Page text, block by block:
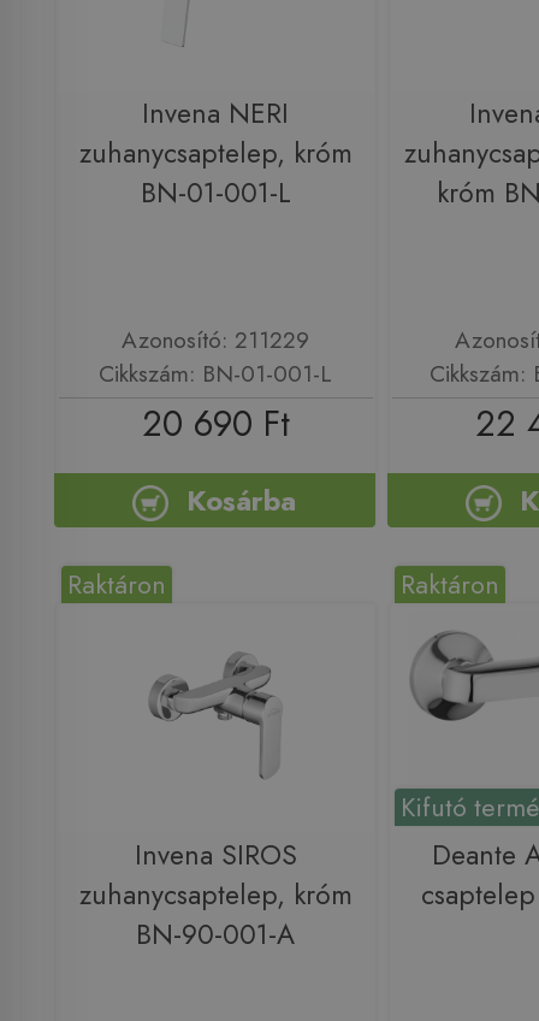
Invena NERI
zuhanycsaptelep, króm
BN-01-001-L
Azonosító: 211229
Cikkszám: BN-01-001-L
20 690 Ft
Kosárba
króm
22
Raktáron
Invena SIROS
zuhanycsaptelep, króm
BN-90-001-A
Kifutó
Raktáron
Deante